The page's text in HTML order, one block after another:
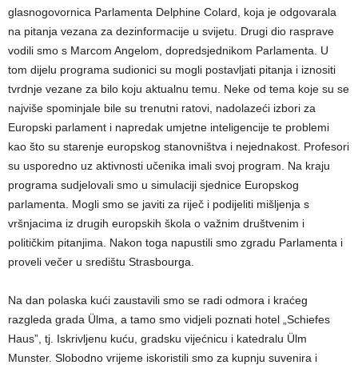
glasnogovornica Parlamenta Delphine Colard, koja je odgovarala
na pitanja vezana za dezinformacije u svijetu. Drugi dio rasprave
vodili smo s Marcom Angelom, dopredsjednikom Parlamenta. U
tom dijelu programa sudionici su mogli postavljati pitanja i iznositi
tvrdnje vezane za bilo koju aktualnu temu. Neke od tema koje su se
najviše spominjale bile su trenutni ratovi, nadolazeći izbori za
Europski parlament i napredak umjetne inteligencije te problemi
kao što su starenje europskog stanovništva i nejednakost. Profesori
su usporedno uz aktivnosti učenika imali svoj program. Na kraju
programa sudjelovali smo u simulaciji sjednice Europskog
parlamenta. Mogli smo se javiti za riječ i podijeliti mišljenja s
vršnjacima iz drugih europskih škola o važnim društvenim i
političkim pitanjima. Nakon toga napustili smo zgradu Parlamenta i
proveli večer u središtu Strasbourga.
Na dan polaska kući zaustavili smo se radi odmora i kraćeg
razgleda grada Ülma, a tamo smo vidjeli poznati hotel „Schiefes
Haus”, tj. Iskrivljenu kuću, gradsku vijećnicu i katedralu Ülm
Munster. Slobodno vrijeme iskoristili smo za kupnju suvenira i